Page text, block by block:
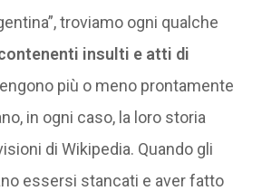
troviamo ogni qualche
insulti e atti di
più o meno prontamente
in ogni caso, la loro storia
di Wikipedia. Quando gli
essersi stancati e aver fatto